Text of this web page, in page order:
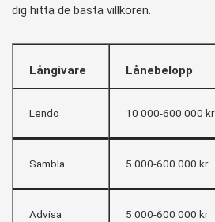
dig hitta de bästa villkoren.
Långivare Lånebelopp
Lendo 10 000-600 000 kr
Sambla 5 000-600 000 kr
Advisa 5 000-600 000 kr